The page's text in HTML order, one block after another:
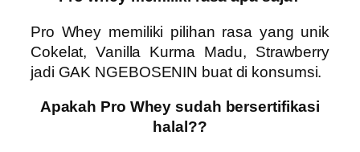
Pro Whey memiliki pilihan rasa yang unik
Cokelat, Vanilla Kurma Madu, Strawberry
jadi GAK NGEBOSENIN buat di konsumsi.
Apakah Pro Whey sudah bersertifikasi
halal??